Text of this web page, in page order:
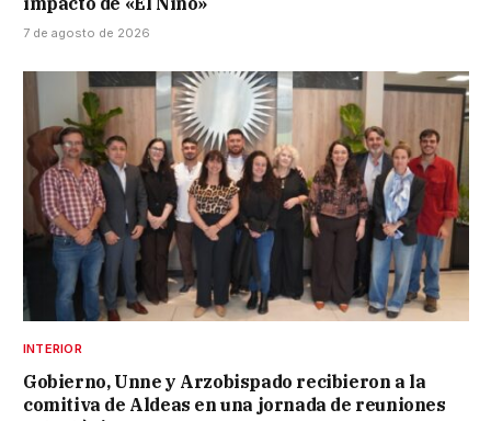
7 de agosto de 2026
INTERIOR
Gobierno, Unne y Arzobispado recibieron a la
comitiva de Aldeas en una jornada de reuniones